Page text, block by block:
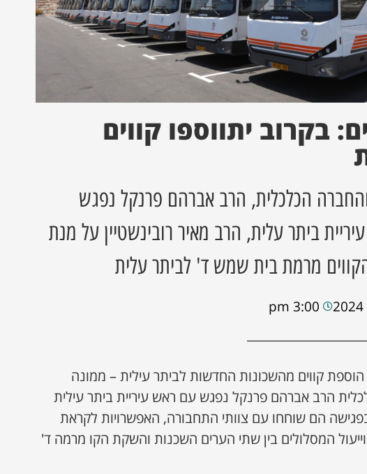
בקרוב יתווספו קווים
הכלכלית, הרב אברהם פרנקל נפגש
ביתר עלית, הרב מאיר רובינשטיין על מנת
מרמת בית שמש ד' לביתר עלית
3:00 pm
קווים מהשכונות החדשות לביתר עילית – ממונה
הרב אברהם פרנקל נפגש עם ראש עיריית ביתר עילית
בפגישה הם שוחחו עם צוותי התחבורה, האפשרויות לקראת
המסלולים בין שתי הערים השכנות והשקת הקו מרמה ד'